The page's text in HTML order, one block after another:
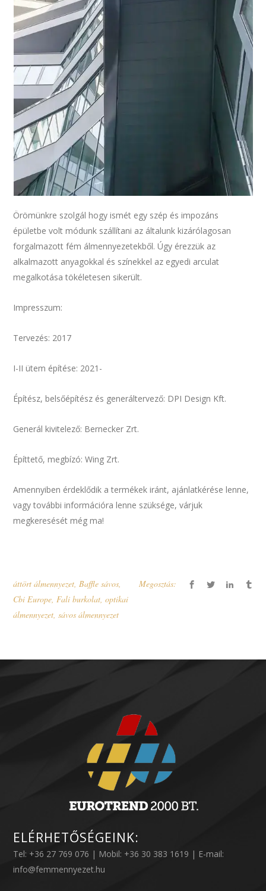
Örömünkre szolgál hogy ismét egy szép és impozáns
épületbe volt módunk szállítani az általunk kizárólagosan
forgalmazott fém álmennyezetekből. Úgy érezzük az
alkalmazott anyagokkal és színekkel az egyedi arculat
megalkotása tökéletesen sikerült.
Impresszum:
Tervezés: 2017
I-II ütem építése: 2021-
Építész, belsőépítész és generáltervező: DPI Design Kft.
Generál kivitelező: Bernecker Zrt.
Építtető, megbízó: Wing Zrt.
Amennyiben érdeklődik a termékek iránt, ajánlatkérése lenne,
vagy további információra lenne szüksége, várjuk
megkeresését még ma!
áttört álmennyezet,Baffle sávos,
Cbi Europe,Fali burkolat,optikai
álmennyezet,sávos álmennyezet
Megosztás:
ELÉRHETŐSÉGEINK:
Tel: +36 27 769 076 | Mobil: +36 30 383 1619 | E-mail:
info@femmennyezet.hu